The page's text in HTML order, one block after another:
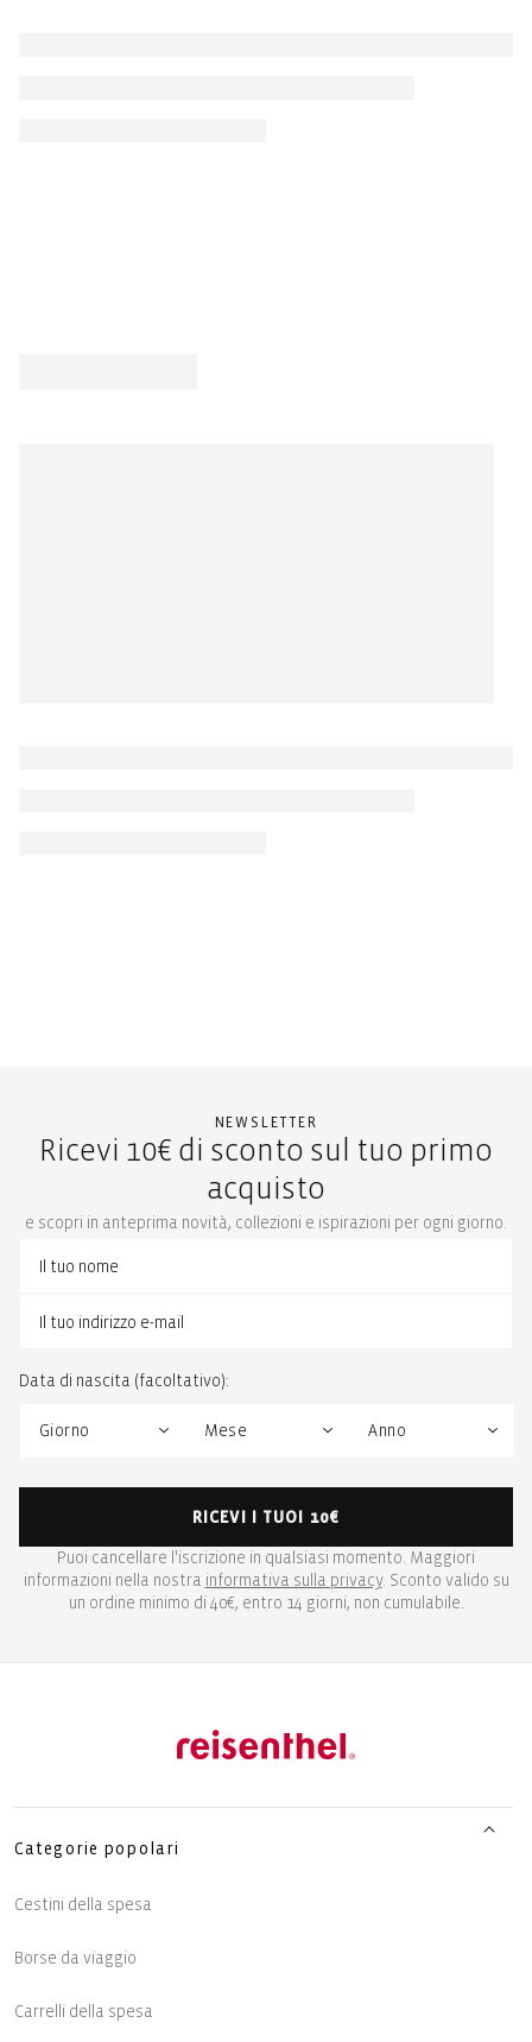
NEWSLETTER
Ricevi 10€ di sconto sul tuo primo
acquisto
e scopri in anteprima novità, collezioni e ispirazioni per ogni giorno.
Data di nascita (facoltativo):
RICEVI I TUOI 10€
Puoi cancellare l'iscrizione in qualsiasi momento. Maggiori
informazioni nella nostra informativa sulla privacy. Sconto valido su
un ordine minimo di 40€, entro 14 giorni, non cumulabile.
Categorie popolari
Cestini della spesa
Borse da viaggio
Carrelli della spesa